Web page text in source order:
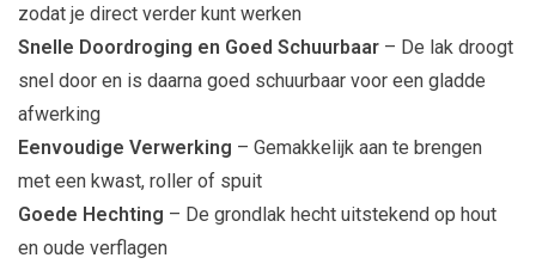
zodat je direct verder kunt werken
Snelle Doordroging en Goed Schuurbaar – De lak droogt
snel door en is daarna goed schuurbaar voor een gladde
afwerking
Eenvoudige Verwerking – Gemakkelijk aan te brengen
met een kwast, roller of spuit
Goede Hechting – De grondlak hecht uitstekend op hout
en oude verflagen